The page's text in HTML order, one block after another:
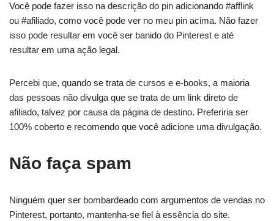
Você pode fazer isso na descrição do pin adicionando #afflink
ou #afiliado, como você pode ver no meu pin acima. Não fazer
isso pode resultar em você ser banido do Pinterest e até
resultar em uma ação legal.
Percebi que, quando se trata de cursos e e-books, a maioria
das pessoas não divulga que se trata de um link direto de
afiliado, talvez por causa da página de destino. Preferiria ser
100% coberto e recomendo que você adicione uma divulgação.
Não faça spam
Ninguém quer ser bombardeado com argumentos de vendas no
Pinterest, portanto, mantenha-se fiel à essência do site.